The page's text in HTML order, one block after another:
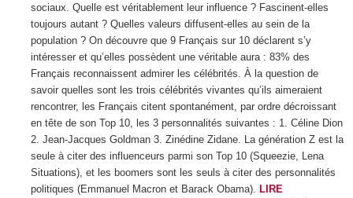
sociaux. Quelle est véritablement leur influence ? Fascinent-elles
toujours autant ? Quelles valeurs diffusent-elles au sein de la
population ? On découvre que 9 Français sur 10 déclarent s’y
intéresser et qu’elles possèdent une véritable aura : 83% des
Français reconnaissent admirer les célébrités. À la question de
savoir quelles sont les trois célébrités vivantes qu’ils aimeraient
rencontrer, les Français citent spontanément, par ordre décroissant
en tête de son Top 10, les 3 personnalités suivantes : 1. Céline Dion
2. Jean-Jacques Goldman 3. Zinédine Zidane. La génération Z est la
seule à citer des influenceurs parmi son Top 10 (Squeezie, Lena
Situations), et les boomers sont les seuls à citer des personnalités
politiques (Emmanuel Macron et Barack Obama).
LIRE